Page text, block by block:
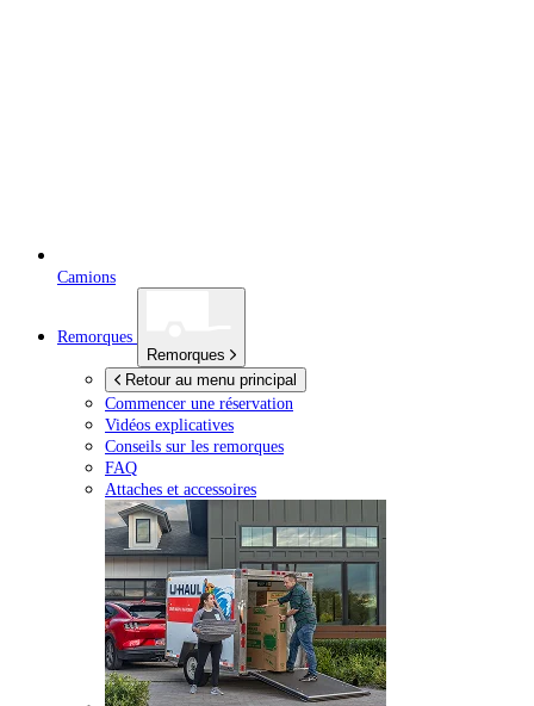
Camions
Remorques
Remorques
Retour au menu principal
Commencer une réservation
Vidéos explicatives
Conseils sur les remorques
FAQ
Attaches et accessoires